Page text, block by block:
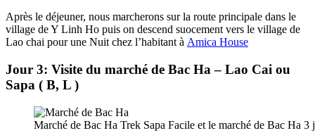
Après le déjeuner, nous marcherons sur la route principale dans le
village de Y Linh Ho puis on descend suocement vers le village de
Lao chai pour une Nuit chez l’habitant à Amica House
Jour 3: Visite du marché de Bac Ha – Lao Cai ou
Sapa ( B, L )
Marché de Bac Ha Trek Sapa Facile et le marché de Bac Ha